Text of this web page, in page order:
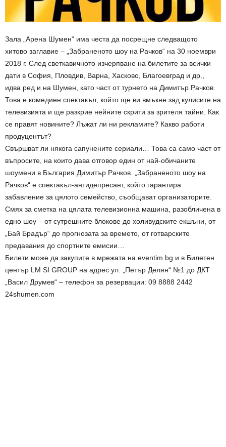
Зала „Арена Шумен“ има честа да посрещне следващото
хитово заглавие – „Забраненото шоу на Рачков“ на 30 ноември
2018 г. След светкавичното изчерпване на билетите за всички
дати в София, Пловдив, Варна, Хасково, Благоевград и др.,
идва ред и на Шумен, като част от турнето на Димитър Рачков.
Това е комедиен спектакъл, който ще ви вмъкне зад кулисите на
телевизията и ще разкрие нейните скрити за зрителя тайни. Как
се правят новините? Лъжат ли ни рекламите? Какво работи
продуцентът?
Свършват ли някога сапунените сериали… Това са само част от
въпросите, на които дава отговор един от най-обичаните
шоумени в България Димитър Рачков. „Забраненото шоу на
Рачков“ е спектакъл-антидепресант, който гарантира
забавление за цялото семейство, съобщават организаторите.
Смях за сметка на цялата телевизионна машина, разобличена в
едно шоу – от сутрешните блокове до холивудските екшъни, от
„Бай Брадър“ до прогнозата за времето, от готварските
предавания до спортните емисии…
Билети може да закупите в мрежата на eventim.bg и в Билетен
център LM SI GROUP на адрес ул. „Петър Делян“ №1 до ДКТ
„Васил Друмев“ – телефон за резервации: 09 8888 2442
24shumen.com